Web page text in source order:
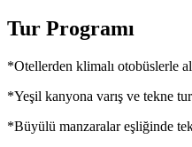
Tur Programı
*Otellerden klimalı otobüslerle
*Yeşil kanyona varış ve tekne
*Büyülü manzaralar eşliğinde